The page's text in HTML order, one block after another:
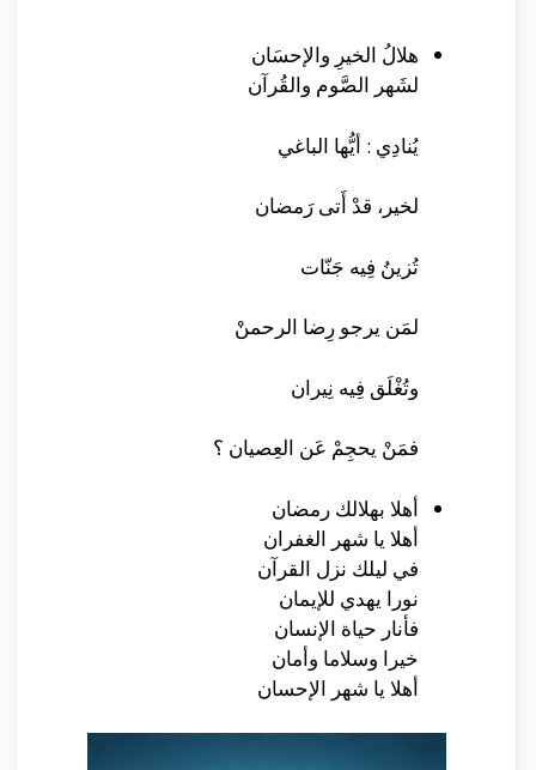
هلالُ الخيرِ والإحسَان
لشَهر الصَّوم والقُرآن
يُنادِي : أيُّها الباغي
لخير، قدْ أَتى رَمضان
تُزينُ فِيه جَنّات
لمَن يرجو رِضا الرحمنْ
وتُغْلَق فِيه نِيران
فمَنْ يحجِمْ عَن العِصيان ؟
أهلا بهلالك رمضان
أهلا يا شهر الغفران
في ليلك نزل القرآن
نورا يهدي للإيمان
فأنار حياة الإنسان
خيرا وسلاما وأمان
أهلا يا شهر الإحسان